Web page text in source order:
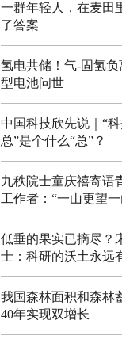
一群年轻人，在麦田
了答案
氢电共储！气-固氢负
型电池问世
中国科技欣先说｜“科
总”是个什么“总”？
九秩院士童庆禧寄语
工作者：“一山更望
低垂的果实已摘尽？
士：科研的沃土永远
我国森林面积和森林
40年实现双增长